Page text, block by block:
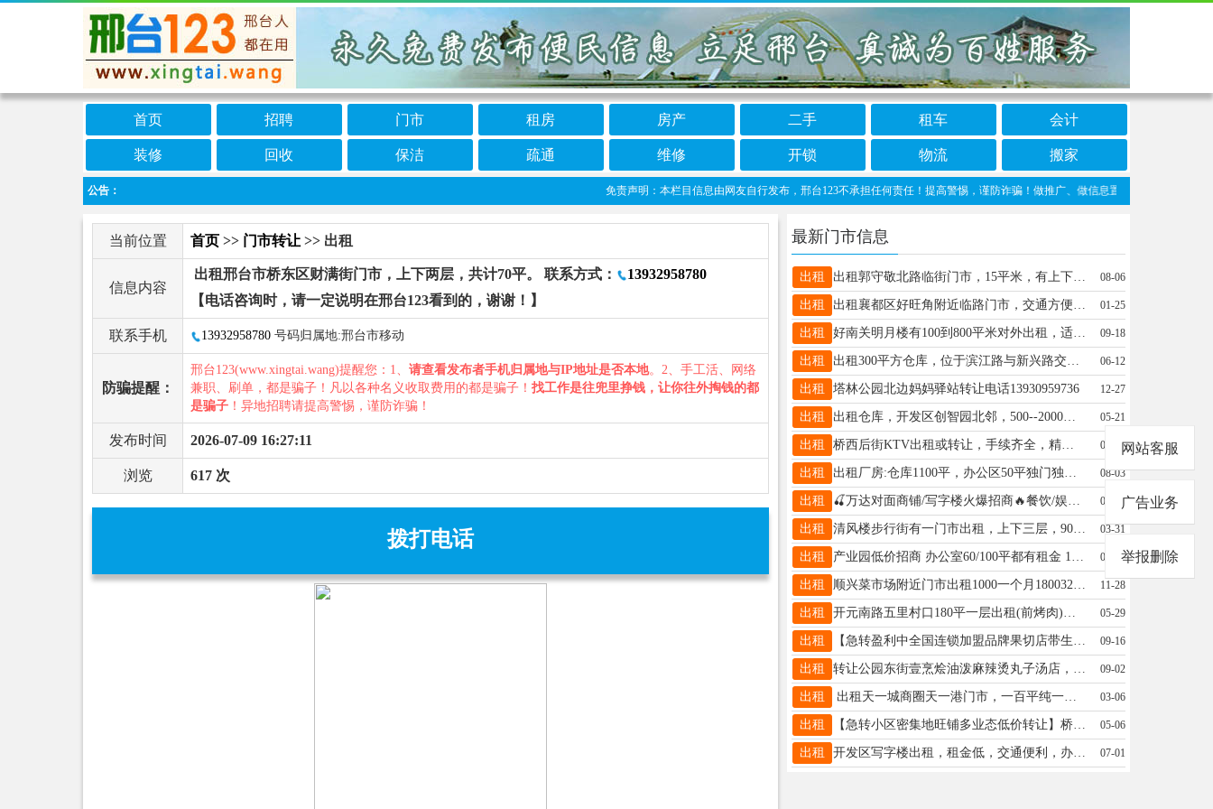
首页 招聘 门市 租房 房产 二手 租车 会计
装修 回收 保洁 疏通 维修 开锁 物流 搬家
公告： 免责声明：本栏目信息由网友自行发布，邢台123不承担任何责任！提高警惕，谨防诈骗！做推广、做信息置顶！请加邢台123客服
当前位置 首页 >> 门市转让 >> 出租
信息内容
出租邢台市桥东区财满街门市，上下两层，共计70平。 联系方式：
13932958780
【电话咨询时，请一定说明在邢台123看到的，谢谢！】
联系手机 13932958780 号码归属地:邢台市移动
防骗提醒：
邢台123(www.xingtai.wang)提醒您：1、 请查看发布者手机归属地与IP地址是否本地。2、手工活、网络
兼职、刷单，都是骗子！凡以各种名义收取费用的都是骗子！ 找工作是往兜里挣钱，让你往外掏钱的都
是骗子 ！异地招聘请提高警惕，谨防诈骗！
发布时间 2026-07-09 16:27:11
浏览 617 次
拨打电话
最新门市信息
出租 出租郭守敬北路临街门市，15平米，有上下水，有暖气，采光好，房东直租，有意联系13363703292 08-06
出租 出租襄都区好旺角附近临路门市，交通方便，出租独院一处，水电齐全，价格美丽，电话13503282237 01-25
出租 好南关明月楼有100到800平米对外出租，适合多种业态，好南关紧邻中兴路人流量大，联系电话15530991770同微 09-18
出租 出租300平方仓库，位于滨江路与新兴路交叉口西行，价格优惠，交通便利，电话:13780398889 06-12
出租 塔林公园北边妈妈驿站转让电话13930959736 12-27
出租 出租仓库，开发区创智园北邻，500--2000平米。24小时门卫值班，有监控。电话:13932951096赵 05-21
出租 桥西后街KTV出租或转让，手续齐全，精装修，位置优越，交通便利紧挨邢台学院，联系电话18031966177 04-30
出租 出租厂房:仓库1100平，办公区50平独门独院。地址:紧邻邢任公路，一中东校区西行500米。电话15613935858 08-03
出租 🍒万达对面商铺/写字楼火爆招商🔥餐饮/娱乐/办公60-3000平🔥核心商圈停车方便。有意联系18733900509 07-26
出租 清风楼步行街有一门市出租，上下三层，90来平，无转让费，电话微信13373192538，杨先生 03-31
出租 产业园低价招商 办公室60/100平都有租金 1000到1300元新华南路637号18730913889 01-08
出租 顺兴菜市场附近门市出租1000一个月18003291850 11-28
出租 开元南路五里村口180平一层出租(前烤肉)另有40平一门市(前干小吃)和多个50一150平仓库13031903590 05-29
出租 【急转盈利中全国连锁加盟品牌果切店带生意整体转让】桥东区新华北路华北五金机电市场内65平，13651111444 09-16
出租 转让公园东街壹烹烩油泼麻辣烫丸子汤店，位置极佳，13292179937微信详谈 09-02
出租 出租天一城商圈天一港门市，一百平纯一层门市，双门头无转让费 能做餐饮，适合多种行业不限19133998862 03-06
出租 【急转小区密集地旺铺多业态低价转让】桥东区塔林街开元御园底商二楼，面积95平，女士 18932958399 05-06
出租 开发区写字楼出租，租金低，交通便利，办公室宽敞明，亮配套完善服务一流,办公首选。欢迎来访！洪女士13172688759 07-01
网站客服
广告业务
举报删除